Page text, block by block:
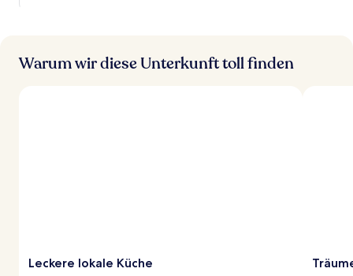
Warum wir diese Unterkunft toll finden
Leckere lokale Küche